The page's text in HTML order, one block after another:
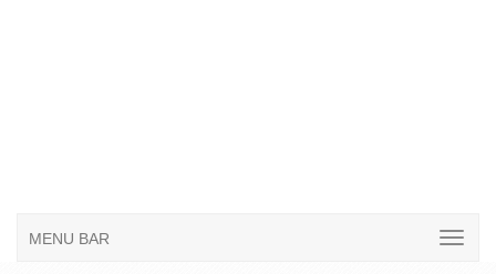
MENU BAR